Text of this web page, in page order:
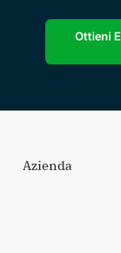
Ottieni
Azienda